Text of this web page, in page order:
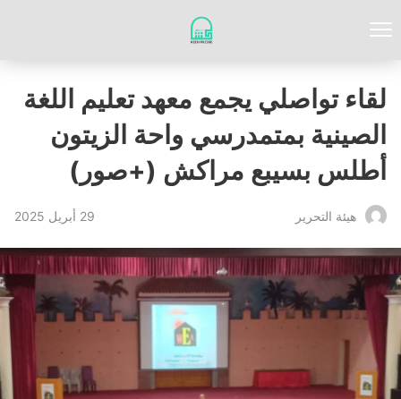
لقاء تواصلي يجمع معهد تعليم اللغة
الصينية بمتمدرسي واحة الزيتون
أطلس بسيبع مراكش (+صور)
‏هيئة ‏التحرير 29 أبريل 2025